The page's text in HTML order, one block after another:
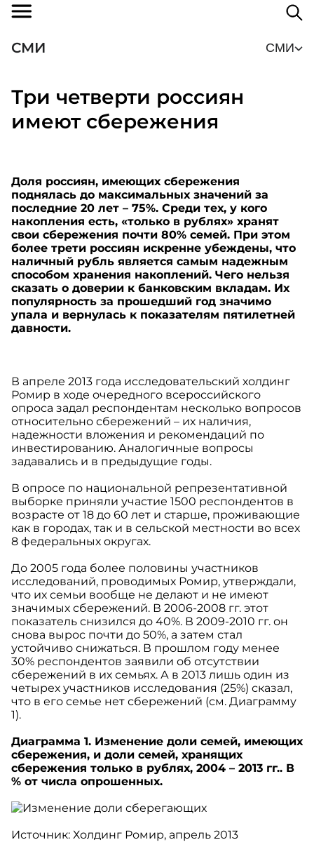
СМИ СМИ
Три четверти россиян
имеют сбережения
Доля россиян, имеющих сбережения
поднялась до максимальных значений за
последние 20 лет – 75%. Среди тех, у кого
накопления есть, «только в рублях» хранят
свои сбережения почти 80% семей. При этом
более трети россиян искренне убеждены, что
наличный рубль является самым надежным
способом хранения накоплений. Чего нельзя
сказать о доверии к банковским вкладам. Их
популярность за прошедший год значимо
упала и вернулась к показателям пятилетней
давности.
В апреле 2013 года исследовательский холдинг
Ромир в ходе очередного всероссийского
опроса задал респондентам несколько вопросов
относительно сбережений – их наличия,
надежности вложения и рекомендаций по
инвестированию. Аналогичные вопросы
задавались и в предыдущие годы.
В опросе по национальной репрезентативной
выборке приняли участие 1500 респондентов в
возрасте от 18 до 60 лет и старше, проживающие
как в городах, так и в сельской местности во всех
8 федеральных округах.
До 2005 года более половины участников
исследований, проводимых Ромир, утверждали,
что их семьи вообще не делают и не имеют
значимых сбережений. В 2006-2008 гг. этот
показатель снизился до 40%. В 2009-2010 гг. он
снова вырос почти до 50%, а затем стал
устойчиво снижаться. В прошлом году менее
30% респондентов заявили об отсутствии
сбережений в их семьях. А в 2013 лишь один из
четырех участников исследования (25%) сказал,
что в его семье нет сбережений (см. Диаграмму
1).
Диаграмма 1. Изменение доли семей, имеющих
сбережения, и доли семей, хранящих
сбережения только в рублях, 2004 – 2013 гг.. В
% от числа опрошенных.
Источник: Холдинг Ромир, апрель 2013